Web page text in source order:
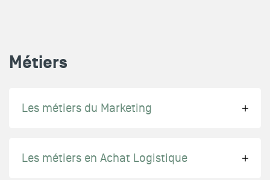
Métiers
Les métiers du Marketing
Les métiers en Achat Logistique